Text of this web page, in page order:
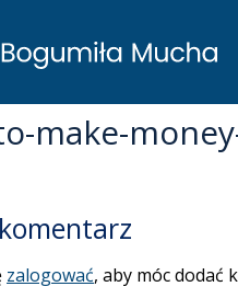
make-
zalogować, aby móc dodać